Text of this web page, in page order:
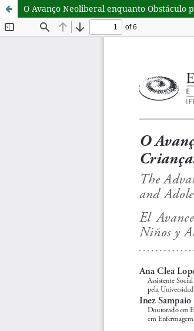
O Avanço Neoliberal enquanto Obstáculo